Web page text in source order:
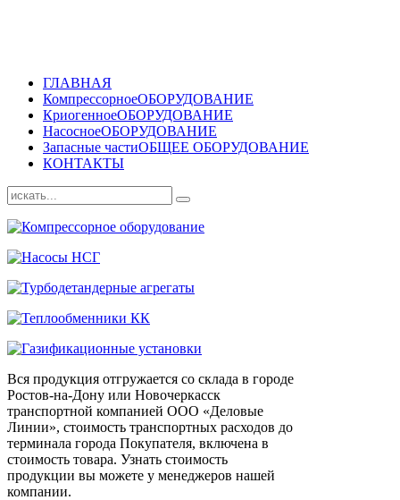
ГЛАВНАЯ
КомпрессорноеОБОРУДОВАНИЕ
КриогенноеОБОРУДОВАНИЕ
НасосноеОБОРУДОВАНИЕ
Запасные частиОБЩЕЕ ОБОРУДОВАНИЕ
КОНТАКТЫ
Вся продукция отгружается со склада в городе
Ростов-на-Дону или Новочеркасск
транспортной компанией ООО «Деловые
Линии», стоимость транспортных расходов до
терминала города Покупателя, включена в
стоимость товара. Узнать стоимость
продукции вы можете у менеджеров нашей
компании.